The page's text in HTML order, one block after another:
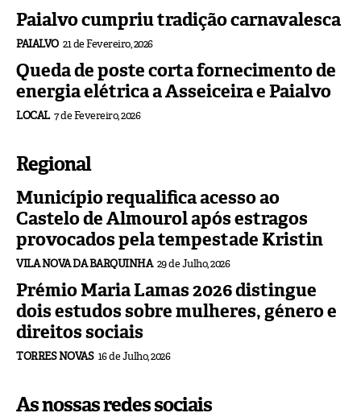
Paialvo cumpriu tradição carnavalesca
PAIALVO 21 de Fevereiro, 2026
Queda de poste corta fornecimento de
energia elétrica a Asseiceira e Paialvo
LOCAL 7 de Fevereiro, 2026
Regional
Município requalifica acesso ao
Castelo de Almourol após estragos
provocados pela tempestade Kristin
VILA NOVA DA BARQUINHA 29 de Julho, 2026
Prémio Maria Lamas 2026 distingue
dois estudos sobre mulheres, género e
direitos sociais
TORRES NOVAS 16 de Julho, 2026
As nossas redes sociais